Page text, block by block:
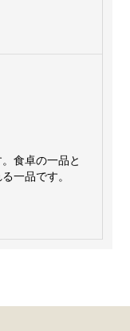
食卓の一品と
一品です。